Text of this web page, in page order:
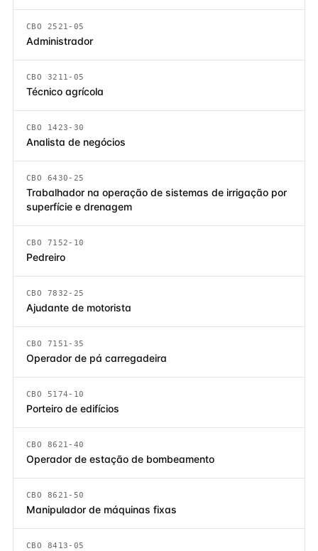
CBO 2521-05
Administrador
CBO 3211-05
Técnico agrícola
CBO 1423-30
Analista de negócios
CBO 6430-25
Trabalhador na operação de sistemas de irrigação por
superfície e drenagem
CBO 7152-10
Pedreiro
CBO 7832-25
Ajudante de motorista
CBO 7151-35
Operador de pá carregadeira
CBO 5174-10
Porteiro de edifícios
CBO 8621-40
Operador de estação de bombeamento
CBO 8621-50
Manipulador de máquinas fixas
CBO 8413-05